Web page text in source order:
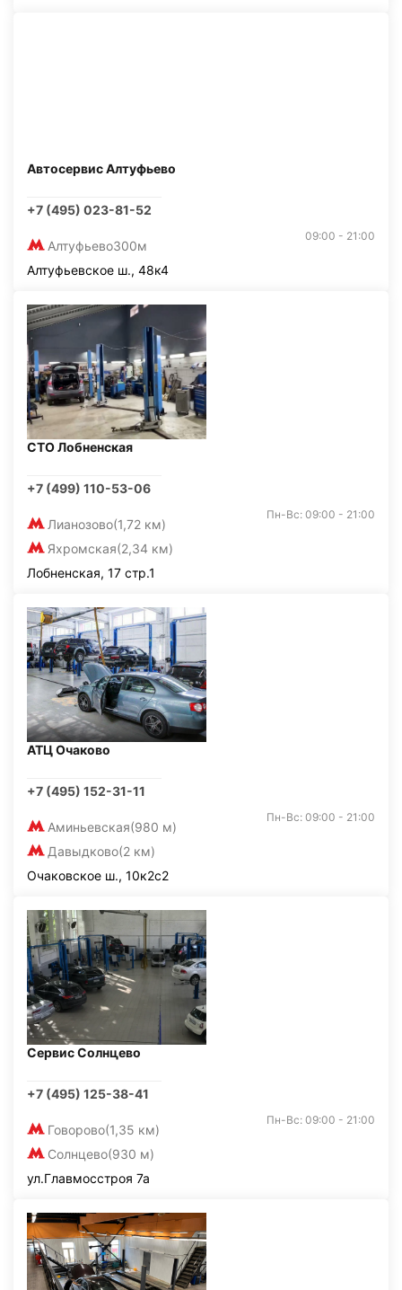
Автосервис Алтуфьево
+7 (495) 023-81-52
Алтуфьево300м
09:00 - 21:00
Алтуфьевское ш., 48к4
СТО Лобненская
+7 (499) 110-53-06
Лианозово(1,72 км)
Яхромская(2,34 км)
Пн-Вс: 09:00 - 21:00
Лобненская, 17 стр.1
АТЦ Очаково
+7 (495) 152-31-11
Аминьевская(980 м)
Давыдково(2 км)
Пн-Вс: 09:00 - 21:00
Очаковское ш., 10к2с2
Сервис Солнцево
+7 (495) 125-38-41
Говорово(1,35 км)
Солнцево(930 м)
Пн-Вс: 09:00 - 21:00
ул.Главмосстроя 7а